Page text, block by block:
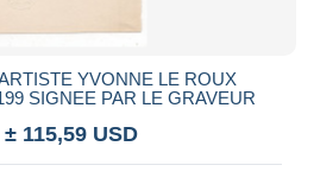
YVONNE LE ROUX
SIGNEE PAR LE GRAVEUR
± 115,59 USD